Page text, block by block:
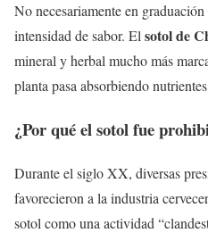
No necesariamente en
intensidad de sabor. Elsotol de
mineral y herbal mucho más
planta pasa absorbiendo
¿Por qué el sotol fue
Durante el siglo XX, diversas
favorecieron a la industria
sotol como una actividad